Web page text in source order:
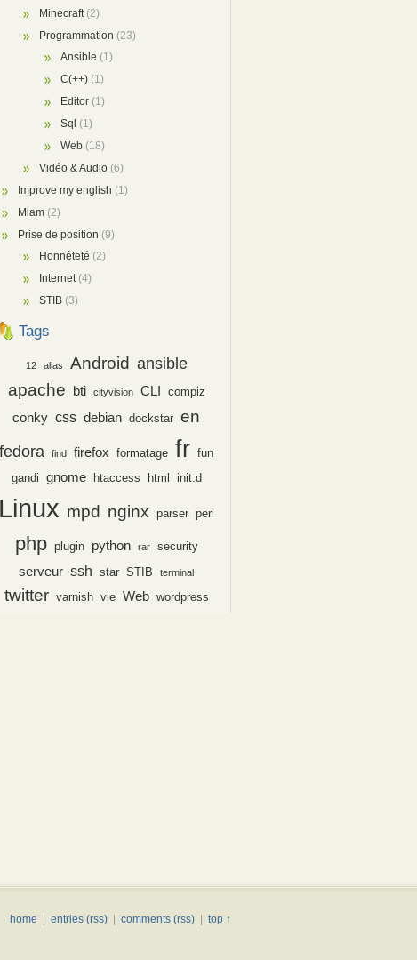
Minecraft (2)
Programmation (23)
Ansible (1)
C(++) (1)
Editor (1)
Sql (1)
Web (18)
Vidéo & Audio (6)
Improve my english (1)
Miam (2)
Prise de position (9)
Honnêteté (2)
Internet (4)
STIB (3)
Tags
12 alias Android ansible
apache bti cityvision CLI compiz
conky css debian dockstar en
fedora find firefox formatage fr fun
gandi gnome htaccess html init.d
Linux mpd nginx parser perl
php plugin python rar security
serveur ssh star STIB terminal
twitter varnish vie Web wordpress
home entries (rss)| comments (rss)| top ↑